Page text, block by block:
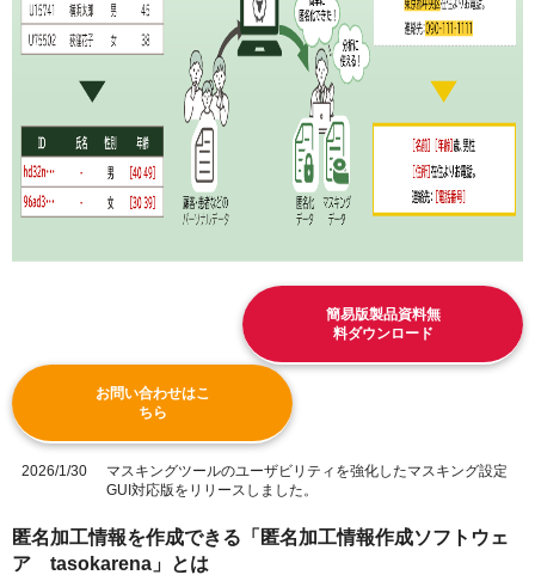
簡易版製品資料無
料ダウンロード
お問い合わせはこ
ちら
2026/1/30
マスキングツールのユーザビリティを強化したマスキング設定
GUI対応版をリリースしました。
匿名加工情報を作成できる「匿名加工情報作成ソフトウェ
ア tasokarena」とは